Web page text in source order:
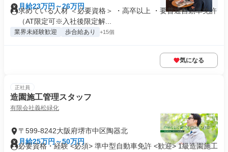
月給23万円～26万円
求めている人材 ＜必要資格＞ ・高卒以上 ・要普通自動車免許
（AT限定可※入社後限定解...
業界未経験歓迎 歩合給あり +15個
気になる
正社員
造園施工管理スタッフ
有限会社義松緑化
〒599-8242大阪府堺市中区陶器北
月給25万円～50万円
必要資格・経験 <必須> 準中型自動車免許 <歓迎> 1級造園施工